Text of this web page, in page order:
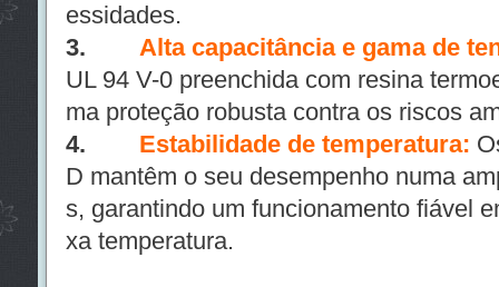
essidades.
3. Alta capacitância e gama de
UL 94 V-0 preenchida com resina
ma proteção robusta contra os riscos
4.
Estabilidade de temperatura:
D mantêm o seu desempenho numa
s, garantindo um funcionamento fiável
xa temperatura.